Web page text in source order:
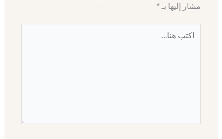
مشار إليها بـ *
هنا...